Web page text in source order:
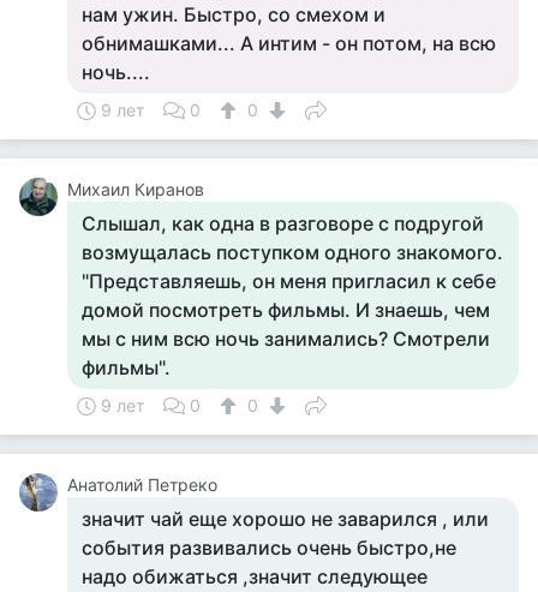
нам ужин. Быстро, со смехом и
обнимашками... А интим - он потом, на всю
ночь....
9 лет 0 0
Михаил Киранов
Слышал, как одна в разговоре с подругой
возмущалась поступком одного знакомого.
"Представляешь, он меня пригласил к себе
домой посмотреть фильмы. И знаешь, чем
мы с ним всю ночь занимались? Смотрели
фильмы".
9 лет 0 0
Анатолий Петреко
значит чай еще хорошо не заварился , или
события развивались очень быстро,не
надо обижаться ,значит следующее